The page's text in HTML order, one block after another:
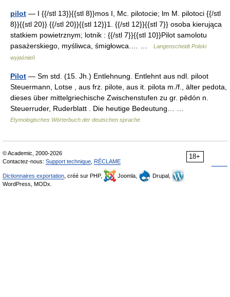
pilot — I {{/stl 13}}{{stl 8}}mos I, Mc. pilotocie; lm M. pilotoci {{/stl
8}}{{stl 20}} {{/stl 20}}{{stl 12}}1. {{/stl 12}}{{stl 7}} osoba kierująca
statkiem powietrznym; lotnik : {{/stl 7}}{{stl 10}}Pilot samolotu
pasażerskiego, myśliwca, śmigłowca.… …
Langenscheidt Polski
wyjaśnień
Pilot — Sm std. (15. Jh.) Entlehnung. Entlehnt aus ndl. piloot
Steuermann, Lotse , aus frz. pilote, aus it. pilota m./f., älter pedota,
dieses über mittelgriechische Zwischenstufen zu gr. pēdón n.
Steuerruder, Ruderblatt . Die heutige Bedeutung… …
Etymologisches Wörterbuch der deutschen sprache
18+
© Academic, 2000-2026
Contactez-nous: Support technique RÉCLAME
Dictionnaires exportation , créé sur PHP, Joomla,
Drupal,
WordPress, MODx.